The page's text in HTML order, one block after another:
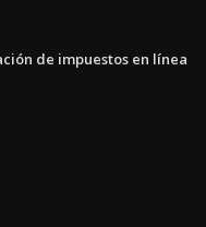
de impuestos en línea